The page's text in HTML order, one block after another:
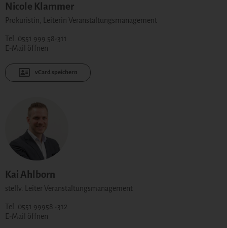
Nicole Klammer
Prokuristin, Leiterin Veranstaltungsmanagement
Tel. 0551 999 58-311
E-Mail öffnen
vCard speichern
Kai Ahlborn
stellv. Leiter Veranstaltungsmanagement
Tel. 0551 99958 -312
E-Mail öffnen